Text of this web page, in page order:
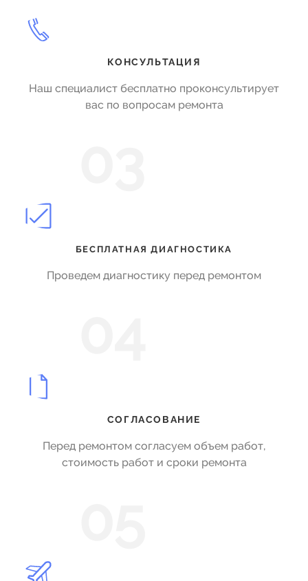
КОНСУЛЬТАЦИЯ
Наш специалист бесплатно проконсультирует
вас по вопросам ремонта
БЕСПЛАТНАЯ ДИАГНОСТИКА
Проведем диагностику перед ремонтом
СОГЛАСОВАНИЕ
Перед ремонтом согласуем объем работ,
стоимость работ и сроки ремонта